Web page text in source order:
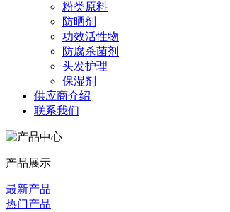
粉类原料
防晒剂
功效活性物
防腐杀菌剂
头发护理
保湿剂
供应商介绍
联系我们
产品展示
最新产品
热门产品